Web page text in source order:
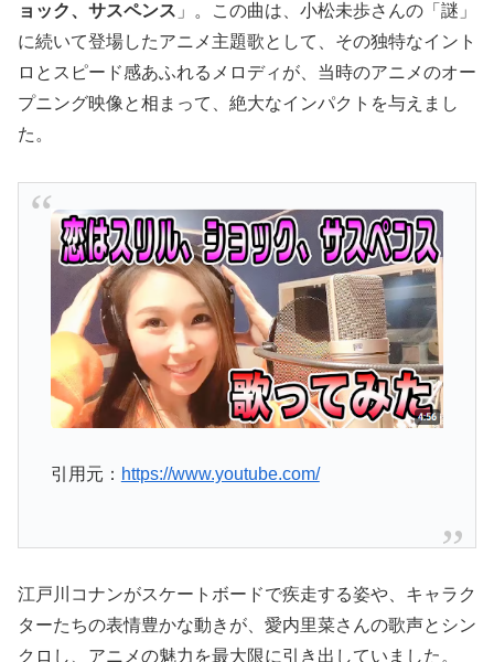
ョック、サスペンス 」。この曲は、小松未歩さんの「謎」
に続いて登場したアニメ主題歌として、その独特なイント
ロとスピード感あふれるメロディが、当時のアニメのオー
プニング映像と相まって、絶大なインパクトを与えまし
た。
引用元： https://www.youtube.com/
江戸川コナンがスケートボードで疾走する姿や、キャラク
ターたちの表情豊かな動きが、愛内里菜さんの歌声とシン
クロし、アニメの魅力を最大限に引き出していました。